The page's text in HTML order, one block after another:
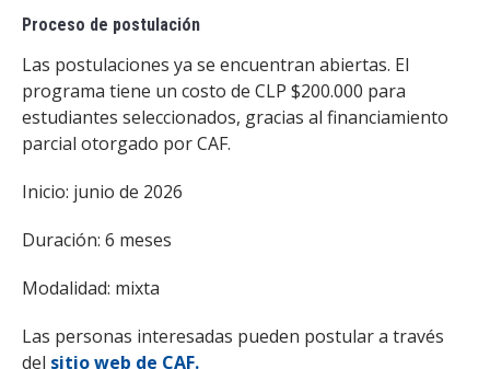
Proceso de postulación
Las postulaciones ya se encuentran abiertas. El
programa tiene un costo de CLP $200.000 para
estudiantes seleccionados, gracias al financiamiento
parcial otorgado por CAF.
Inicio: junio de 2026
Duración: 6 meses
Modalidad: mixta
Las personas interesadas pueden postular a través
del sitio web de CAF.